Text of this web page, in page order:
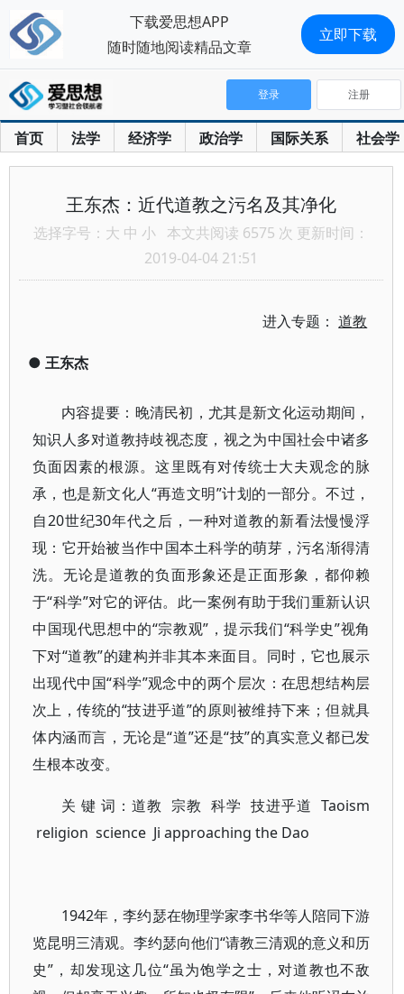
首页 法学 经济学 政治学 国际关系 社会学
登录 注册
王东杰：近代道教之污名及其净化
选择字号： 大 中 小 本文共阅读 6575 次 更新时间：
2019-04-04 21:51
进入专题：道教
● 王东杰
内容提要：晚清民初，尤其是新文化运动期间，
知识人多对道教持歧视态度，视之为中国社会中诸多
负面因素的根源。这里既有对传统士大夫观念的脉
承，也是新文化人“再造文明”计划的一部分。不过，
自20世纪30年代之后，一种对道教的新看法慢慢浮
现：它开始被当作中国本土科学的萌芽，污名渐得清
洗。无论是道教的负面形象还是正面形象，都仰赖
于“科学”对它的评估。此一案例有助于我们重新认识
中国现代思想中的“宗教观”，提示我们“科学史”视角
下对“道教”的建构并非其本来面目。同时，它也展示
出现代中国“科学”观念中的两个层次：在思想结构层
次上，传统的“技进乎道”的原则被维持下来；但就具
体内涵而言，无论是“道”还是“技”的真实意义都已发
生根本改变。
关 键 词：道教 宗教 科学 技进乎道 Taoism
religion science Ji approaching the Dao
1942年，李约瑟在物理学家李书华等人陪同下游
览昆明三清观。李约瑟向他们“请教三清观的意义和历
史”，却发现这几位“虽为饱学之士，对道教也不敌
下载爱思想APP
随时随地阅读精品文章
立即下载